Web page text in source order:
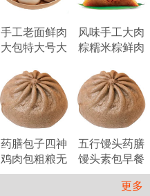
手工老面鲜肉
大包特大号大
品早
风味手工大肉
粽糯米粽鲜肉
礼粽
药膳包子四神
鸡肉包粗粮无
糖药膳早餐包
五行馒头药膳
馒头素包早餐
包无蔗糖营养
包鸡更多